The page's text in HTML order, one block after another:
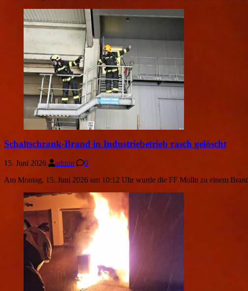
Schaltschrank-Brand in Industriebetrieb rasch gelöscht
15. Juni 2026 admin
0
Am Montag, 15. Juni 2026 um 10:12 Uhr wurde die FF Molln zu einem